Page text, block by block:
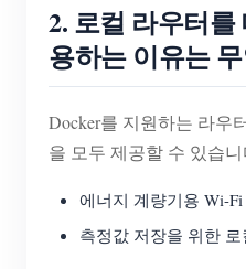
2. 로컬 라우터
용하는 이유는
Docker를 지원하는 라우
을 모두 제공할 수 있습니
에너지 계량기용 Wi-
측정값 저장을 위한